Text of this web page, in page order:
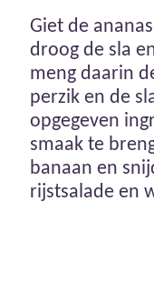
Giet de
droog de sla
meng daarin
perzik en de
opgegeven
smaak te
banaan en
rijstsalade en